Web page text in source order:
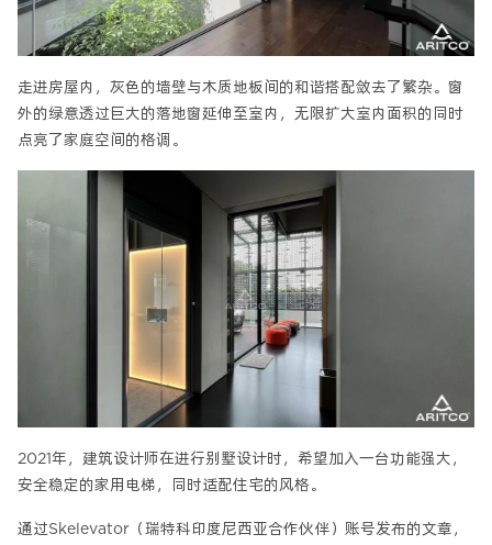
走进房屋内，灰色的墙壁与木质地板间的和谐搭配敛去了繁杂。窗
外的绿意透过巨大的落地窗延伸至室内，无限扩大室内面积的同时
点亮了家庭空间的格调。
2021年，建筑设计师在进行别墅设计时，希望加入一台功能强大，
安全稳定的家用电梯，同时适配住宅的风格。
通过Skelevator（瑞特科印度尼西亚合作伙伴）账号发布的文章，